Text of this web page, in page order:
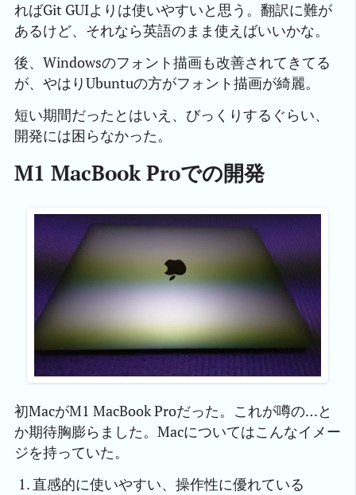
ればGit GUIよりは使いやすいと思う。翻訳に難が
あるけど、それなら英語のまま使えばいいかな。
後、Windowsのフォント描画も改善されてきてる
が、やはりUbuntuの方がフォント描画が綺麗。
短い期間だったとはいえ、びっくりするぐらい、
開発には困らなかった。
M1 MacBook Proでの開発
初MacがM1 MacBook Proだった。これが噂の…と
か期待胸膨らました。Macについてはこんなイメー
ジを持っていた。
直感的に使いやすい、操作性に優れている